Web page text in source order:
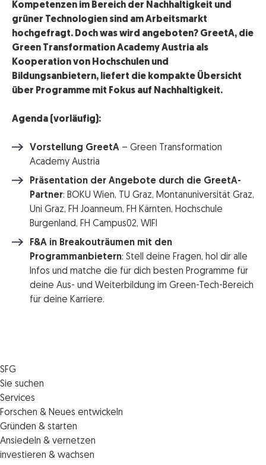
Kompetenzen im Bereich der Nachhaltigkeit und
grüner Technologien sind am Arbeitsmarkt
hochgefragt. Doch was wird angeboten? GreetA, die
Green Transformation Academy Austria als
Kooperation von Hochschulen und
Bildungsanbietern, liefert die kompakte Übersicht
über Programme mit Fokus auf Nachhaltigkeit.
Agenda (vorläufig):
Vorstellung GreetA – Green Transformation
Academy Austria
Präsentation der Angebote durch die GreetA-
Partner: BOKU Wien, TU Graz, Montanuniversität Graz,
Uni Graz, FH Joanneum, FH Kärnten, Hochschule
Burgenland, FH Campus02, WIFI
F&A in Breakouträumen mit den
Programmanbietern: Stell deine Fragen, hol dir alle
Infos und matche die für dich besten Programme für
deine Aus- und Weiterbildung im Green-Tech-Bereich
für deine Karriere.
SFG
Die SFG
Jobs
Medienservice
Informiert bleiben
Kontakt
Sie suchen
Förderungen
Finanzierungen
Standortentwicklung
Persönliche Beratung
Services
Veranstaltungen
News
IMPULS.ST
Portal
Forschen & Neues entwickeln
Standortcoaching
Terminbuchung Standortcoaching
Horizon Europe: EU-Förderungen für F&E
Gründen & starten
Startupmark
Startup Mission – Netzwerkreisen
Ansiedeln & vernetzen
Zukunftstag
investieren & wachsen